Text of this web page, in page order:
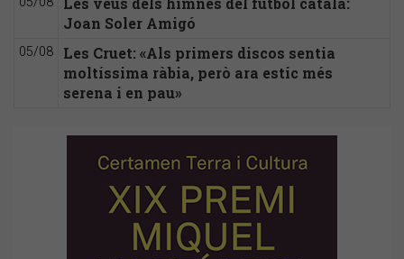
Joan Soler Amigó
05/08
Les Cruet: «Als primers discos sentia
moltíssima ràbia, però ara estic més
serena i en pau»